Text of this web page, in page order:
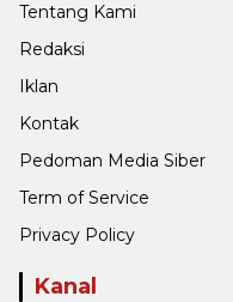
Tentang Kami
Redaksi
Iklan
Kontak
Pedoman Media Siber
Term of Service
Privacy Policy
Kanal